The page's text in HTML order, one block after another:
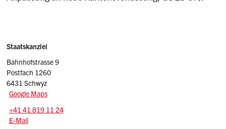
Sidebar
Adresse
Staatskanzlei
Bahnhofstrasse 9
Postfach 1260
6431 Schwyz
Google Maps
Tel.:
+41 41 819 11 24
E-Mail: srsz
E-Mail